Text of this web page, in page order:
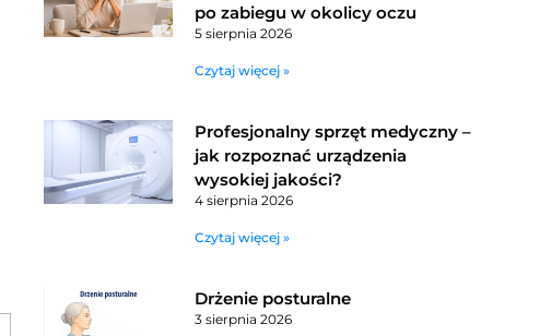
po zabiegu w okolicy oczu
5 sierpnia 2026
Czytaj więcej »
Profesjonalny sprzęt medyczny –
jak rozpoznać urządzenia
wysokiej jakości?
4 sierpnia 2026
Czytaj więcej »
Drżenie posturalne
3 sierpnia 2026